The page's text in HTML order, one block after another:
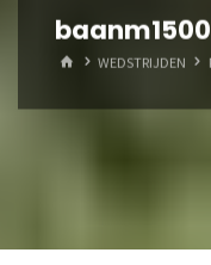
HOMEWEDSTRIJDEN